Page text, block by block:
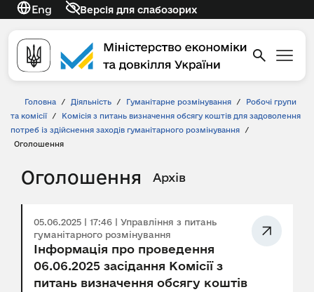
Eng Версія для слабозорих
Головна / Діяльність / Гуманітарне розмінування /
Робочі групи
та комісії
/
Комісія з питань визначення обсягу коштів для задоволення
потреб із здійснення заходів гуманітарного розмінування
/
Оголошення
Оголошення Архів
05.06.2025 | 17:46 | Управління з питань
гуманітарного розмінування
Інформація про проведення
06.06.2025 засідання Комісії з
питань визначення обсягу коштів